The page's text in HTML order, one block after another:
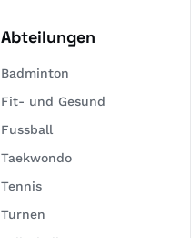
Abteilungen
Badminton
Fit- und Gesund
Fussball
Taekwondo
Tennis
Turnen